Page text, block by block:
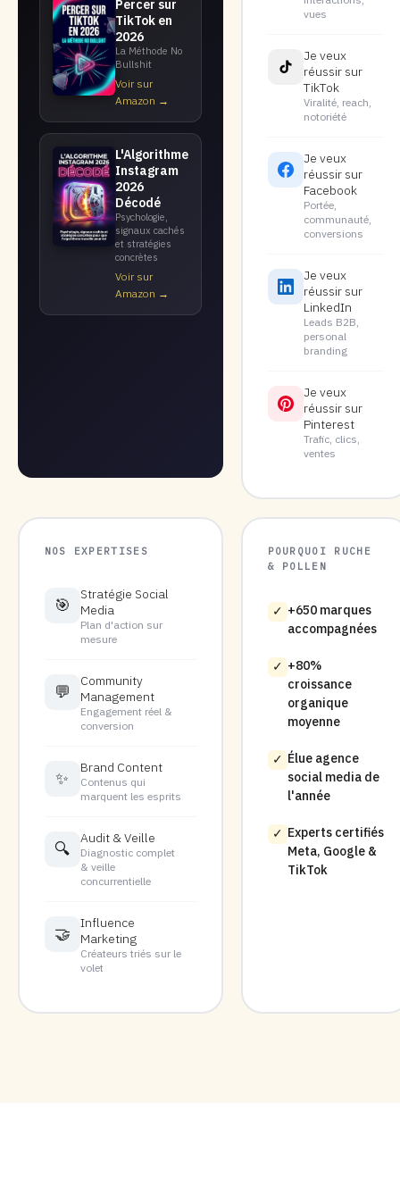
Percer sur
TikTok en
2026
La Méthode No
Bullshit
Voir sur
Amazon →
L'Algorithme
Instagram
2026
Décodé
Psychologie,
signaux cachés
et stratégies
concrètes
Voir sur
Amazon →
vues
Je veux
réussir sur
TikTok
Viralité, reach,
notoriété
Je veux
réussir sur
Facebook
Portée,
communauté,
conversions
Je veux
réussir sur
LinkedIn
Leads B2B,
personal
branding
Je veux
réussir sur
Pinterest
Trafic, clics,
ventes
NOS EXPERTISES
🎯
Stratégie Social
Media
Plan d'action sur
mesure
💬
Community
Management
Engagement réel &
conversion
✨
Brand Content
Contenus qui
marquent les esprits
🔍
Audit & Veille
Diagnostic complet
& veille
concurrentielle
🤝
Influence
Marketing
Créateurs triés sur le
volet
POURQUOI RUCHE
& POLLEN
✓ +650 marques
accompagnées
✓ +80%
croissance
organique
moyenne
✓ Élue agence
social media de
l'année
✓ Experts certifiés
Meta, Google &
TikTok